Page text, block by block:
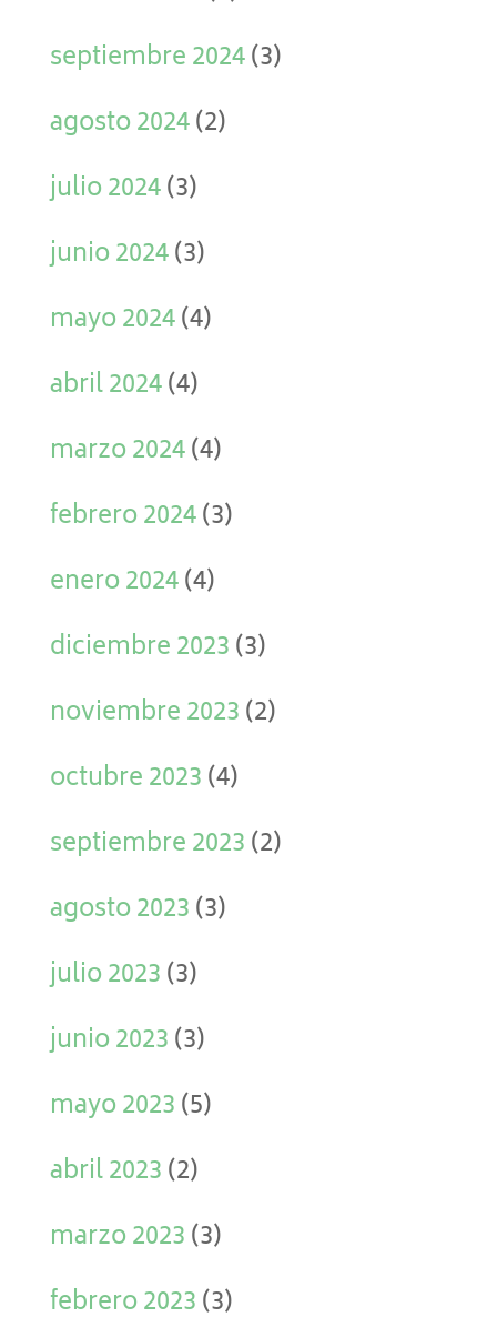
septiembre 2024(3)
agosto 2024(2)
julio 2024(3)
junio 2024(3)
mayo 2024(4)
abril 2024(4)
marzo 2024(4)
febrero 2024(3)
enero 2024(4)
diciembre 2023(3)
noviembre 2023(2)
octubre 2023(4)
septiembre 2023(2)
agosto 2023(3)
julio 2023(3)
junio 2023(3)
mayo 2023(5)
abril 2023(2)
marzo 2023(3)
febrero 2023(3)